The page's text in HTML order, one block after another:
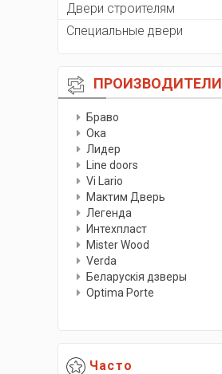
Двери строителям
Специальные двери
ПРОИЗВОДИТЕЛИ
Браво
Ока
Лидер
Line doors
Vi Lario
Мактим Дверь
Легенда
Интехпласт
Мister Wood
Verda
Беларускiя дзверы
Optima Porte
Часто